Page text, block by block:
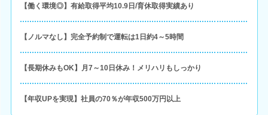
【働く環境◎】有給取得平均10.9日/育休取得実績あり
【ノルマなし】完全予約制で運転は1日約4～5時間
【長期休みもOK】月7～10日休み！メリハリもしっかり
【年収UPを実現】社員の70％が年収500万円以上